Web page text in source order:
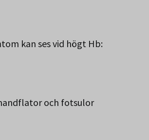
kan ses vid högt Hb:
och fotsulor